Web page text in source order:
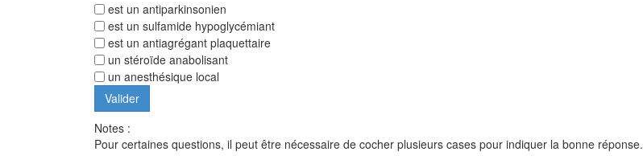
est un antiparkinsonien
est un sulfamide hypoglycémiant
est un antiagrégant plaquettaire
un stéroïde anabolisant
un anesthésique local
Notes :
Pour certaines questions, il peut être nécessaire de cocher plusieurs cases pour indiquer la bonne réponse.